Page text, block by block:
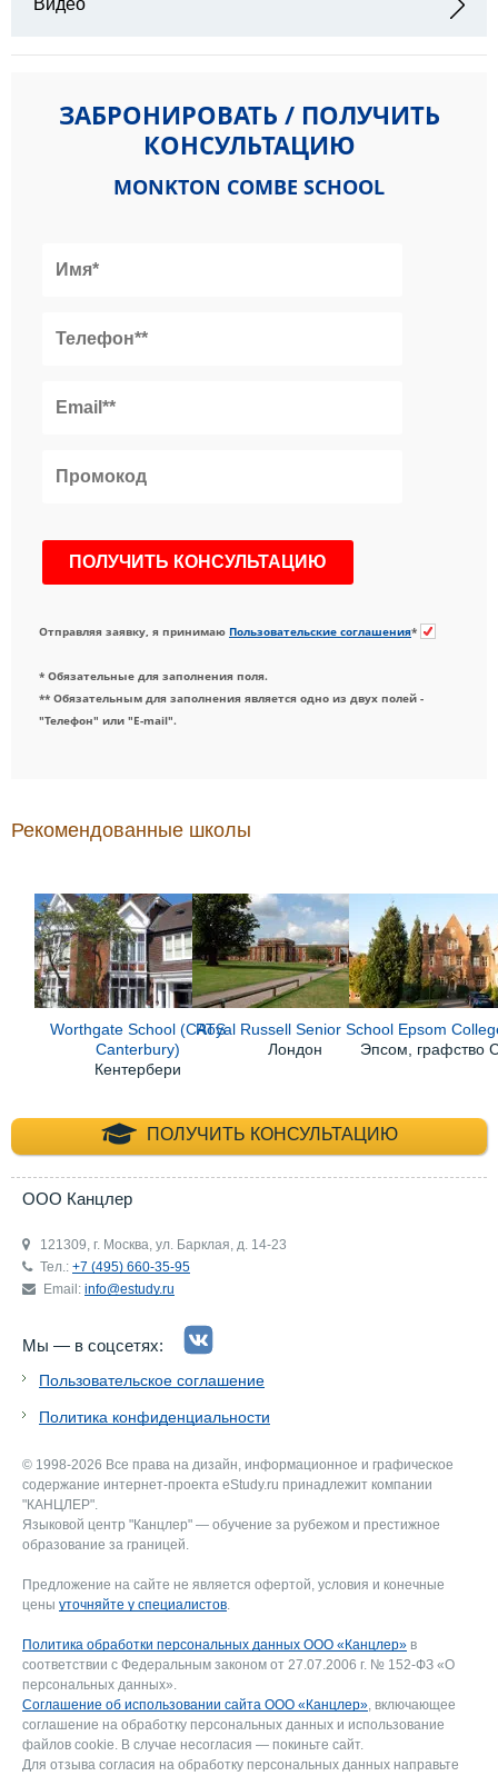
ЗАБРОНИРОВАТЬ / ПОЛУЧИТЬ
КОНСУЛЬТАЦИЮ
MONKTON COMBE SCHOOL
Отправляя заявку, я принимаю Пользовательские соглашения*
* Обязательные для заполнения поля.
** Обязательным для заполнения является одно из двух полей -
"Телефон" или "E-mail".
Рекомендованные школы
Worthgate School (CATS
Canterbury)
Кентербери
Royal Russell Senior School
Лондон
Epsom
Эпсом, графство
ПОЛУЧИТЬ КОНСУЛЬТАЦИЮ
+7 (495) 660-35-
ООО Канцлер
121309, г. Москва, ул. Барклая, д. 14-23
Тел.: +7 (495) 660-35-95
Email: info@estudy.ru
Мы — в соцсетях:
Пользовательское соглашение
Политика конфиденциальности
© 1998-2026 Все права на дизайн, информационное и графическое
содержание интернет-проекта eStudy.ru принадлежит компании
"КАНЦЛЕР".
Языковой центр "Канцлер" — обучение за рубежом и престижное
образование за границей.
Предложение на сайте не является офертой, условия и конечные
цены уточняйте у специалистов.
Политика обработки персональных данных ООО «Канцлер» в
соответствии с Федеральным законом от 27.07.2006 г. № 152-ФЗ «О
персональных данных».
Соглашение об использовании сайта ООО «Канцлер», включающее
соглашение на обработку персональных данных и использование
файлов cookie. В случае несогласия — покиньте сайт.
Для отзыва согласия на обработку персональных данных направьте